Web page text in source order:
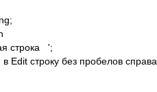
строка   ';
Edit строку без пробелов справа